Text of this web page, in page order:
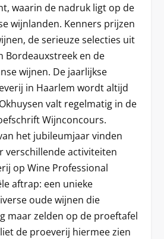
waarin de nadruk ligt op de
wijnlanden. Kenners prijzen
de serieuze selecties uit
Bordeauxstreek en de
wijnen. De jaarlijkse
in Haarlem wordt altijd
valt regelmatig in de
Wijnconcours.
het jubileumjaar vinden
verschillende activiteiten
op Wine Professional
aftrap: een unieke
oude wijnen die
maar zelden op de proeftafel
de proeverij hiermee zien